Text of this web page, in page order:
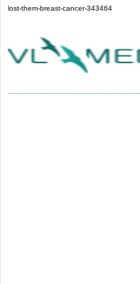
lost-them-breast-cancer-343464